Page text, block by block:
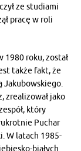
ze studiami
pracę w roli
1980 roku, został
także fakt, że
Jakubowskiego.
zrealizował jako
który
Puchar
W latach 1985-